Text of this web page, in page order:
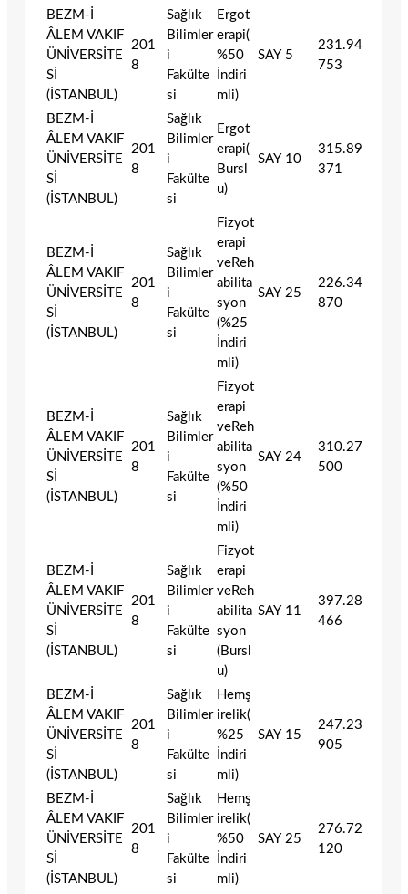
BEZM-İ
ÂLEM VAKIF
ÜNİVERSİTE
Sİ
(İSTANBUL)
201
8
Sağlık
Bilimler
i
Fakülte
si
Ergot
erapi(
%50
İndiri
mli)
SAY 5
231.94
753
BEZM-İ
ÂLEM VAKIF
ÜNİVERSİTE
Sİ
(İSTANBUL)
201
8
Sağlık
Bilimler
i
Fakülte
si
Ergot
erapi(
Bursl
u)
SAY 10
315.89
371
BEZM-İ
ÂLEM VAKIF
ÜNİVERSİTE
Sİ
(İSTANBUL)
201
8
Sağlık
Bilimler
i
Fakülte
si
Fizyot
erapi
veReh
abilita
syon
(%25
İndiri
mli)
SAY 25
226.34
870
BEZM-İ
ÂLEM VAKIF
ÜNİVERSİTE
Sİ
(İSTANBUL)
201
8
Sağlık
Bilimler
i
Fakülte
si
Fizyot
erapi
veReh
abilita
syon
(%50
İndiri
mli)
SAY 24
310.27
500
BEZM-İ
ÂLEM VAKIF
ÜNİVERSİTE
Sİ
(İSTANBUL)
201
8
Sağlık
Bilimler
i
Fakülte
si
Fizyot
erapi
veReh
abilita
syon
(Bursl
u)
SAY 11
397.28
466
BEZM-İ
ÂLEM VAKIF
ÜNİVERSİTE
Sİ
(İSTANBUL)
201
8
Sağlık
Bilimler
i
Fakülte
si
Hemş
irelik(
%25
İndiri
mli)
SAY 15
247.23
905
BEZM-İ
ÂLEM VAKIF
ÜNİVERSİTE
Sİ
(İSTANBUL)
201
8
Sağlık
Bilimler
i
Fakülte
si
Hemş
irelik(
%50
İndiri
mli)
SAY 25
276.72
120